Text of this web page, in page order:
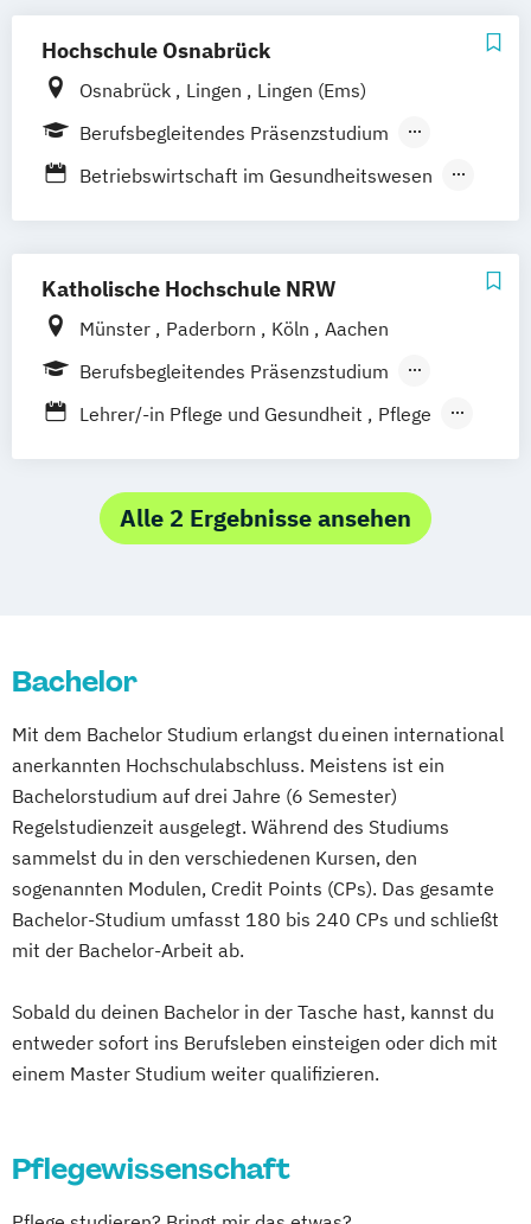
Hochschule Osnabrück
Osnabrück Lingen
Lingen (Ems)
Berufsbegleitendes Präsenzstudium
Duales Studium
Vollzeit
Betriebswirtschaft im Gesundheitswesen
HELPP – Versorgungsforschung und -
Management in der
Gesundheitsversorgung
Pflege
Pflegemanagement
Katholische Hochschule NRW
Münster Paderborn Köln
Aachen
Berufsbegleitendes Präsenzstudium
Duales Studium
Vollzeit
Lehrer/-in Pflege und Gesundheit
Pflege
Alle 2 Ergebnisse ansehen
Bachelor
Mit dem Bachelor Studium erlangst du einen international
anerkannten Hochschulabschluss. Meistens ist ein
Bachelorstudium auf drei Jahre (6 Semester)
Regelstudienzeit ausgelegt. Während des Studiums
sammelst du in den verschiedenen Kursen, den
sogenannten Modulen, Credit Points (CPs). Das gesamte
Bachelor-Studium umfasst 180 bis 240 CPs und schließt
mit der Bachelor-Arbeit ab.
Sobald du deinen Bachelor in der Tasche hast, kannst du
entweder sofort ins Berufsleben einsteigen oder dich mit
einem Master Studium weiter qualifizieren.
Pflegewissenschaft